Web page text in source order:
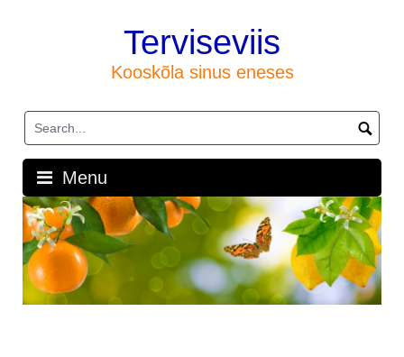
Terviseviis
Kooskõla sinus eneses
Menu